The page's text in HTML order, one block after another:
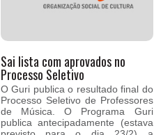
Sai lista com aprovados no
Processo Seletivo
O Guri publica o resultado final do
Processo Seletivo de Professores
de Música. O Programa Guri
publica antecipadamente (estava